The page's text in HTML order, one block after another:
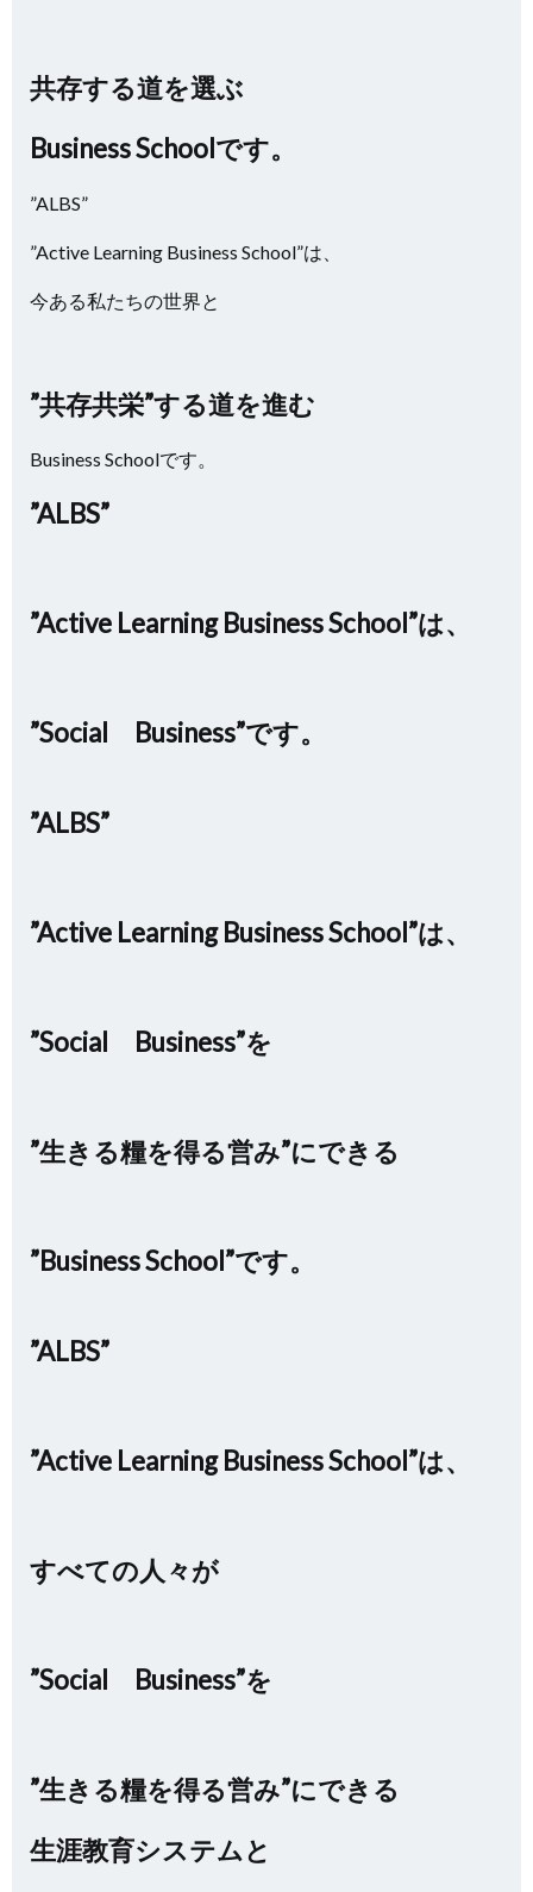
共存する道を選ぶ
Business Schoolです。
”ALBS”
”Active Learning Business School”は、
今ある私たちの世界と
”共存共栄”する道を進む
Business Schoolです。
”ALBS”
”Active Learning Business School”は、
”Social Business”です。
”ALBS”
”Active Learning Business School”は、
”Social Business”を
”生きる糧を得る営み”にできる
”Business School”です。
”ALBS”
”Active Learning Business School”は、
すべての人々が
”Social Business”を
”生きる糧を得る営み”にできる
生涯教育システムと